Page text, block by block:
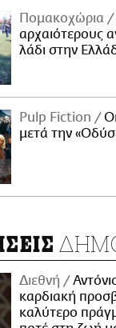
Πομακοχώρια
αρχαιότερους
λάδι στην
Pulp Fiction
Οι
μετά την
Διεθνή
καρδιακή
καλύτερο